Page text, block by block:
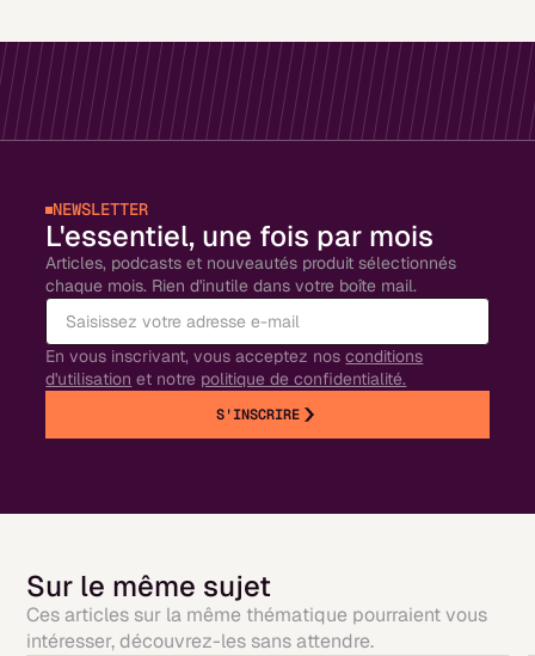
NEWSLETTER
L'essentiel, une fois par mois
Articles, podcasts et nouveautés produit sélectionnés
chaque mois. Rien d'inutile dans votre boîte mail.
En vous inscrivant, vous acceptez nosconditions
d'utilisation et notre politique de confidentialité.
S'INSCRIRE
Sur le même sujet
Ces articles sur la même thématique pourraient vous
intéresser, découvrez-les sans attendre.